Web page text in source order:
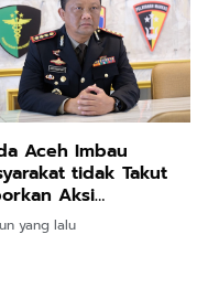
Aceh Imbau
tidak Takut
Aksi
yang lalu